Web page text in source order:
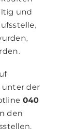
und
der
040
den